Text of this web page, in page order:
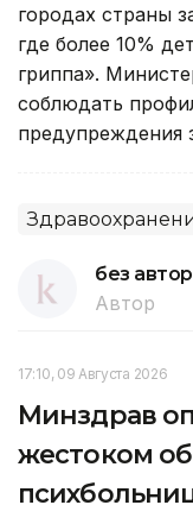
городах страны
где более 10%
гриппа».
соблюдать
предупреждения
без
Автор
17:10, 09 Августа 2026
Минздрав
жестоком